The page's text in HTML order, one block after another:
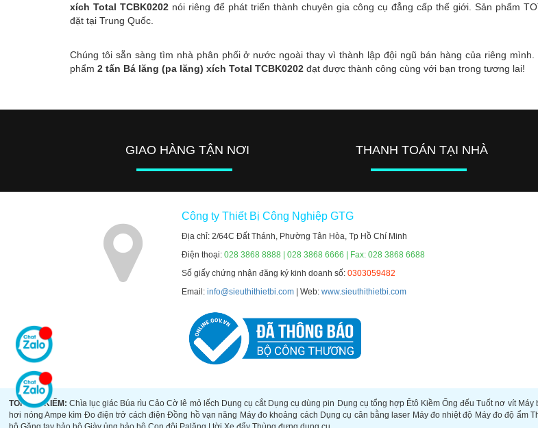
xích Total TCBK0202 nói riêng để phát triển thành chuyên gia công cụ đẳng cấp thế giới. Sản phẩm
đặt tại Trung Quốc.
Chúng tôi sẵn sàng tìm nhà phân phối ở nước ngoài thay vì thành lập đội ngũ bán hàng của riêng
phẩm 2 tấn Bá lăng (pa lăng) xích Total TCBK0202 đạt được thành công cùng với bạn trong tương lai!
GIAO HÀNG TẬN NƠI THANH TOÁN TẠI NHÀ
Công ty Thiết Bị Công Nghiệp GTG
Địa chỉ: 2/64C Đất Thánh, Phường Tân Hòa, Tp Hồ Chí Minh
Điện thoại:028 3868 8888 | 028 3868 6666 | Fax: 028 3868 6688
Số giấy chứng nhận đăng ký kinh doanh số:0303059482
Email:info@sieuthithietbi.com | Web:www.sieuthithietbi.com
TOP TÌM KIẾM: Chìa lục giác Búa rìu Cảo Cờ lê mỏ lếch Dụng cụ cắt Dụng cụ dùng pin Dụng cụ tổng hợp Êtô Kiềm Ống đếu Tuốt nơ vít Máy
hơi nóng Ampe kìm Đo điện trở cách điện Đồng hồ vạn năng Máy đo khoảng cách Dụng cụ cân bằng laser Máy đo nhiệt độ Máy đo độ ẩm